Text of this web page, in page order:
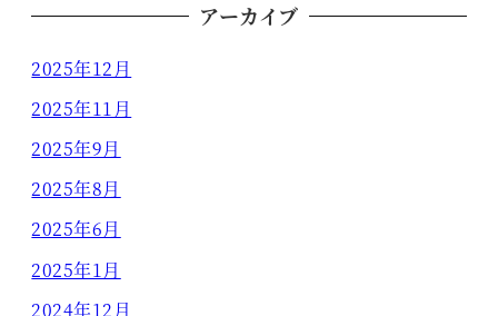
アーカイブ
2025年12月
2025年11月
2025年9月
2025年8月
2025年6月
2025年1月
2024年12月